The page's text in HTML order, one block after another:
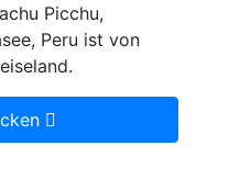
Picchu,
Peru ist von